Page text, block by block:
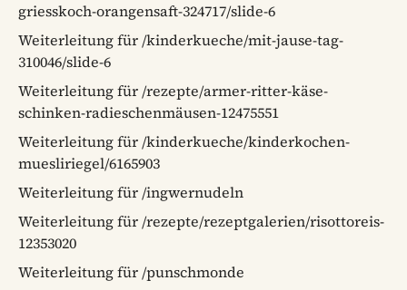
griesskoch-orangensaft-324717/slide-6
Weiterleitung für /kinderkueche/mit-jause-tag-
310046/slide-6
Weiterleitung für /rezepte/armer-ritter-käse-
schinken-radieschenmäusen-12475551
Weiterleitung für /kinderkueche/kinderkochen-
muesliriegel/6165903
Weiterleitung für /ingwernudeln
Weiterleitung für /rezepte/rezeptgalerien/risottoreis-
12353020
Weiterleitung für /punschmonde